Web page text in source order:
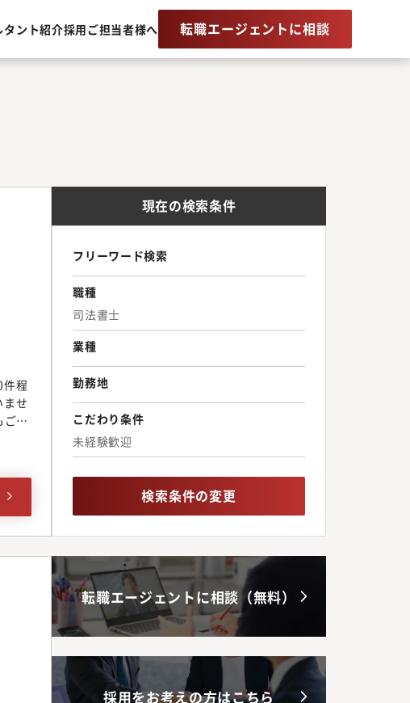
タント紹介採用ご担当者様へ 転職エージェントに相談
程
せ
ご希
中
た
わせ
の
現在の検索条件
フリーワード検索
職種
司法書士
業種
勤務地
こだわり条件
未経験歓迎
検索条件の変更
転職エージェントに相談（無料）
採用をお考えの方はこちら